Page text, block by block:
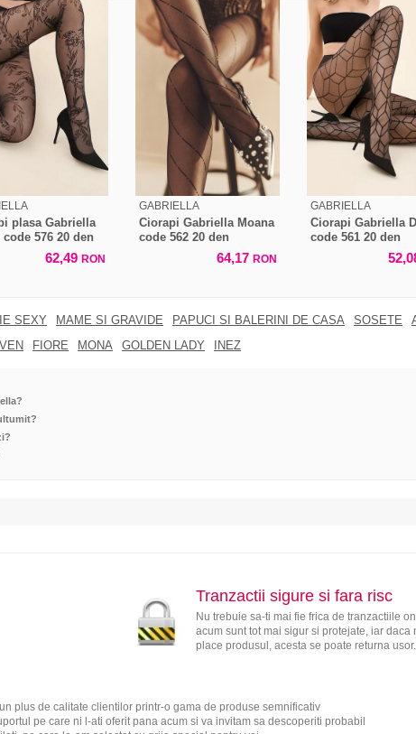
plasa Gabriella
code 576 20 den
62,49 RON
GABRIELLA
Ciorapi Gabriella Moana
code 562 20 den
64,17 RON
GABRIELLA
Ciorapi Gabriella
code 561 20 den
SEXY MAME SI GRAVIDE PAPUCI SI BALERINI DE CASA SOSETE
FIORE MONA GOLDEN LADY INEZ
Tranzactii sigure si fara risc
Nu trebuie sa-ti mai fie frica de tranzactiile
acum sunt tot mai sigur si protejate, iar daca
place produsul, acesta se poate returna usor.
plus de calitate clientilor printr-o gama de produse semnificativ
pe care ni l-ati oferit pana acum si va invitam sa descoperiti probabil